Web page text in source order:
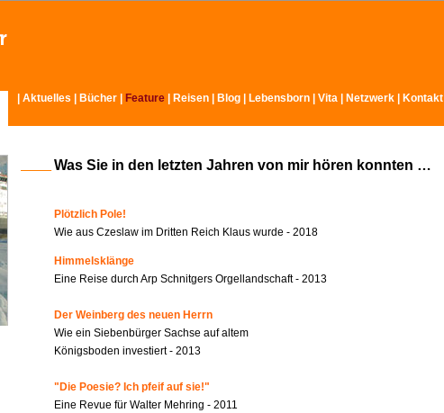
Aktuelles Bücher Feature Reisen Blog Lebensborn Vita Netzwerk Kontakt
Was Sie in den letzten Jahren von mir hören konnten …
Plötzlich Pole!
Wie aus Czeslaw im Dritten Reich Klaus wurde - 2018
Himmelsklänge
Eine Reise durch Arp Schnitgers Orgellandschaft - 2013
Der Weinberg des neuen Herrn
Wie ein Siebenbürger Sachse auf altem
Königsboden investiert - 2013
"Die Poesie? Ich pfeif auf sie!"
Eine Revue für Walter Mehring - 2011